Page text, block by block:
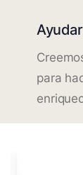
para